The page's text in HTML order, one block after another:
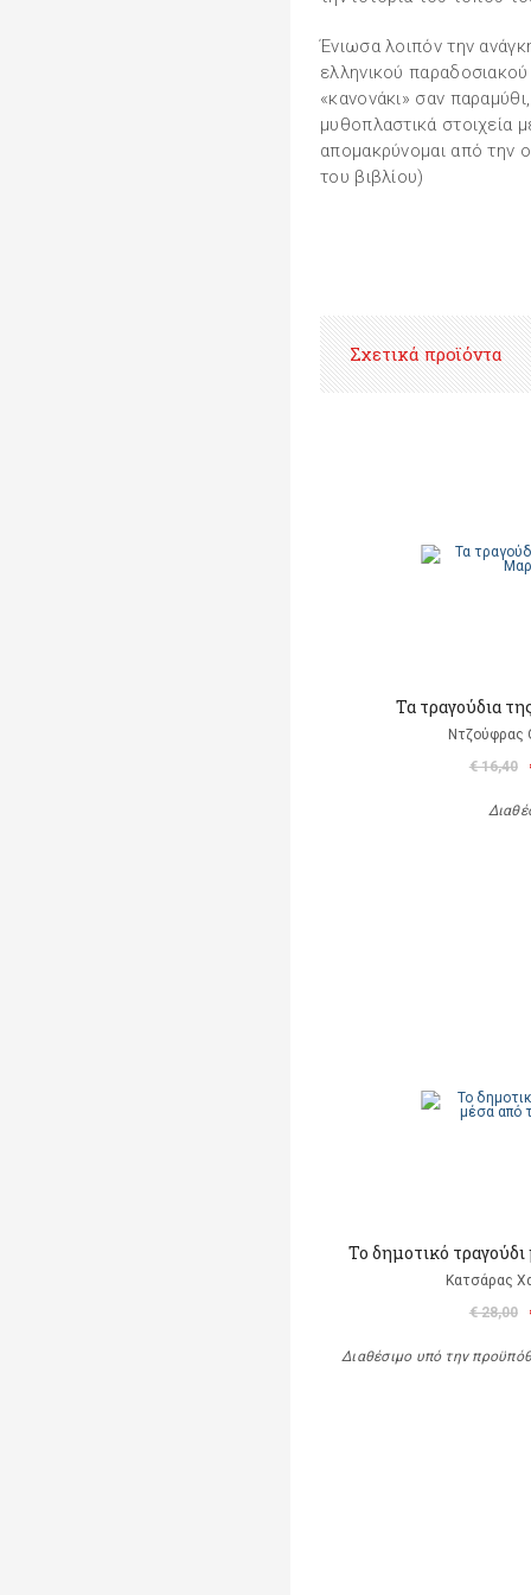
Ένιωσα λοιπόν την
ελληνικού
«κανονάκι» σαν
μυθοπλαστικά στοιχεία
απομακρύνομαι από την
του βιβλίου)
Σχετικά προϊόντα
Τα τραγούδια
Ντζούφρας
€ 16,40
Το δημοτικό τραγούδι
Κατσάρας
€ 28,00
Διαθέσιμο υπό την